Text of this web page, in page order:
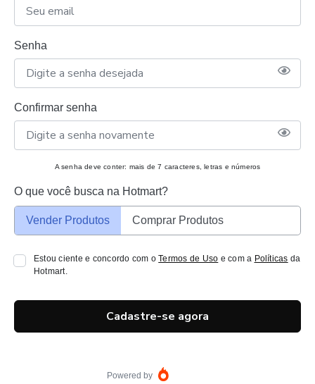
Senha
Confirmar senha
A senha deve conter: mais de 7 caracteres, letras e números
O que você busca na Hotmart?
Vender Produtos Comprar Produtos
Estou ciente e concordo com oTermos de Uso e com a Políticas da
Hotmart.
Cadastre-se agora
Powered by